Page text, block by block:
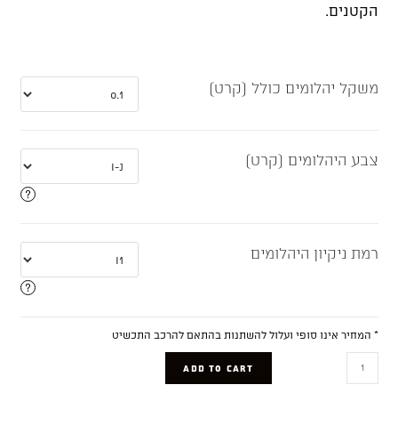
הקטנים.
משקל יהלומים כולל (קרט)
צבע היהלומים (קרט)
רמת ניקיון היהלומים
* המחיר אינו סופי ועלול להשתנות בהתאם להרכב התכשיט
ADD TO CART